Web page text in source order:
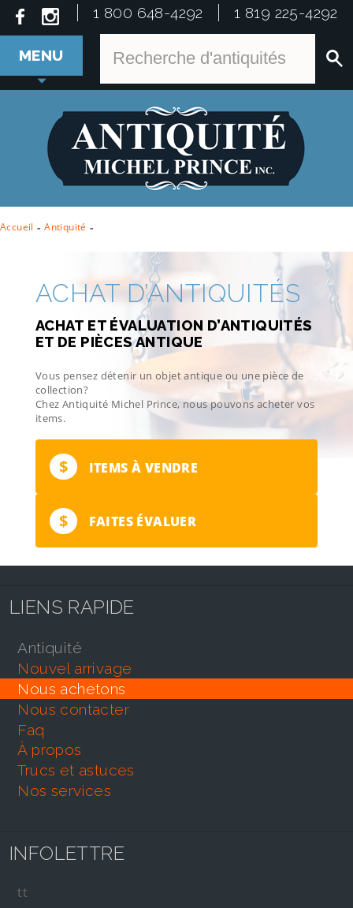
1 800 648-4292 1 819 225-4292
MENU
Accueil - Antiquité -
ACHAT D’ANTIQUITÉS
ACHAT ET ÉVALUATION D’ANTIQUITÉS
ET DE PIÈCES ANTIQUE
Vous pensez détenir un objet antique ou une pièce de
collection?
Chez Antiquité Michel Prince, nous pouvons acheter vos
items.
$ ITEMS À VENDRE
$ FAITES ÉVALUER
LIENS RAPIDE
antiquité
nouvel arrivage
nous achetons
nous contacter
faq
À propos
trucs et astuces
nos services
INFOLETTRE
tt